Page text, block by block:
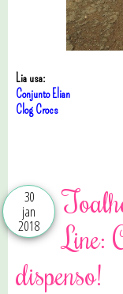
Lia usa:
Conjunto Elian
Clog Crocs
30
jan
2018
Line:
dispenso!